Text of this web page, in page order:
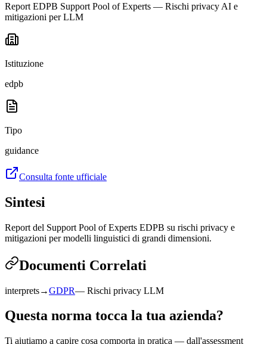
Report EDPB Support Pool of Experts — Rischi privacy AI e
mitigazioni per LLM
Istituzione
edpb
Tipo
guidance
Consulta fonte ufficiale
Sintesi
Report del Support Pool of Experts EDPB su rischi privacy e
mitigazioni per modelli linguistici di grandi dimensioni.
Documenti Correlati
interprets→GDPR— Rischi privacy LLM
Questa norma tocca la tua azienda?
Ti aiutiamo a capire cosa comporta in pratica — dall'assessment